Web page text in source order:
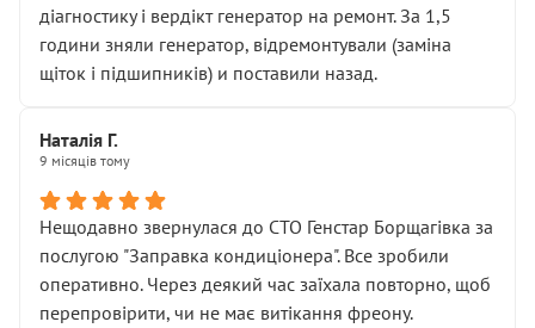
діагностику і вердікт генератор на ремонт. За 1,5
години зняли генератор, відремонтували (заміна
щіток і підшипників) и поставили назад.
Наталія Г.
9 місяців тому
Нещодавно звернулася до СТО Генстар Борщагівка за
послугою "Заправка кондиціонера". Все зробили
оперативно. Через деякий час заїхала повторно, щоб
перепровірити, чи не має витікання фреону.